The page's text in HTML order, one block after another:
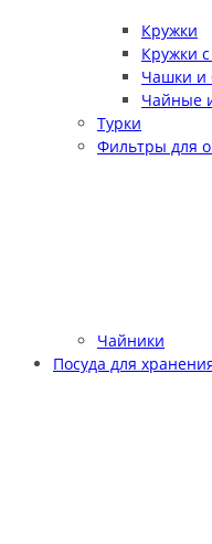
Кружки
Кружки
Чашки и
Чайные
Турки
Фильтры для
Чайники
Посуда для